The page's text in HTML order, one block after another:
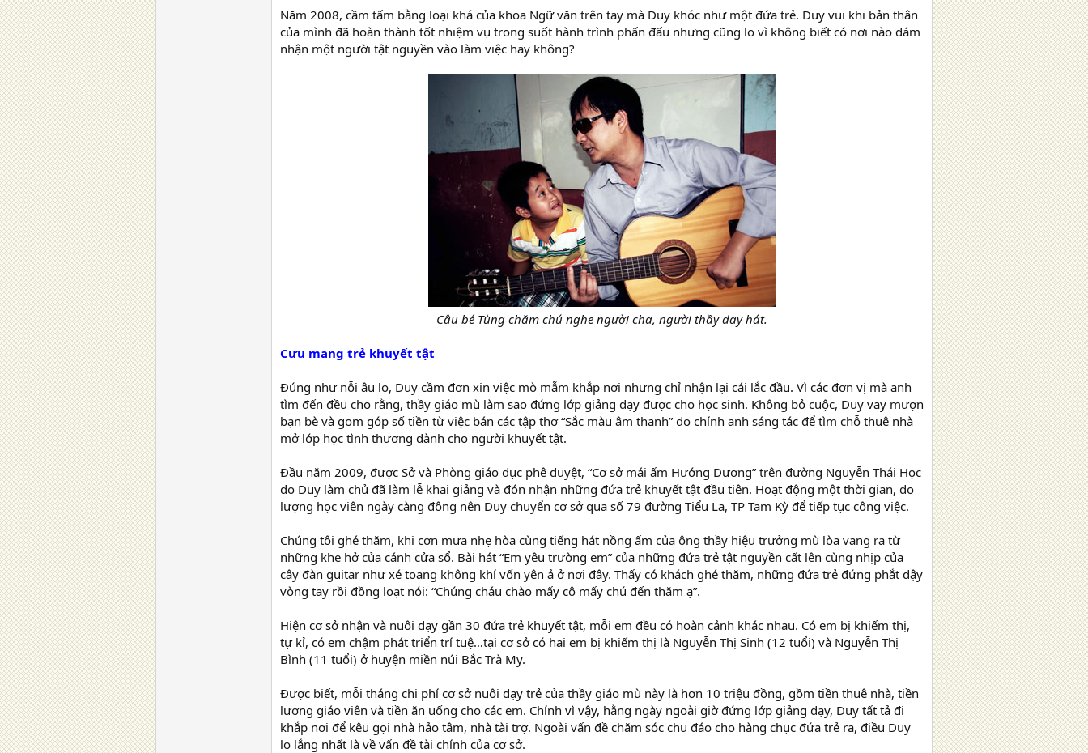
Năm 2008, cầm tấm bằng loại khá của khoa Ngữ văn trên tay mà Duy khóc như một đứa trẻ. Duy vui khi bản thân
của mình đã hoàn thành tốt nhiệm vụ trong suốt hành trình phấn đấu nhưng cũng lo vì không biết có nơi nào dám
nhận một người tật nguyền vào làm việc hay không?
Cậu bé Tùng chăm chú nghe người cha, người thầy dạy hát.
Cưu mang trẻ khuyết tật
Đúng như nỗi âu lo, Duy cầm đơn xin việc mò mẫm khắp nơi nhưng chỉ nhận lại cái lắc đầu. Vì các đơn vị mà anh
tìm đến đều cho rằng, thầy giáo mù làm sao đứng lớp giảng dạy được cho học sinh. Không bỏ cuộc, Duy vay mượn
bạn bè và gom góp số tiền từ việc bán các tập thơ “Sắc màu âm thanh” do chính anh sáng tác để tìm chỗ thuê nhà
mở lớp học tình thương dành cho người khuyết tật.
Đầu năm 2009, được Sở và Phòng giáo dục phê duyệt, “Cơ sở mái ấm Hướng Dương” trên đường Nguyễn Thái Học
do Duy làm chủ đã làm lễ khai giảng và đón nhận những đứa trẻ khuyết tật đầu tiên. Hoạt động một thời gian, do
lượng học viên ngày càng đông nên Duy chuyển cơ sở qua số 79 đường Tiểu La, TP Tam Kỳ để tiếp tục công việc.
Chúng tôi ghé thăm, khi cơn mưa nhẹ hòa cùng tiếng hát nồng ấm của ông thầy hiệu trưởng mù lòa vang ra từ
những khe hở của cánh cửa sổ. Bài hát “Em yêu trường em” của những đứa trẻ tật nguyền cất lên cùng nhịp của
cây đàn guitar như xé toang không khí vốn yên ả ở nơi đây. Thấy có khách ghé thăm, những đứa trẻ đứng phắt dậy
vòng tay rồi đồng loạt nói: “Chúng cháu chào mấy cô mấy chú đến thăm ạ”.
Hiện cơ sở nhận và nuôi dạy gần 30 đứa trẻ khuyết tật, mỗi em đều có hoàn cảnh khác nhau. Có em bị khiếm thị,
tự kỉ, có em chậm phát triển trí tuệ…tại cơ sở có hai em bị khiếm thị là Nguyễn Thị Sinh (12 tuổi) và Nguyễn Thị
Bình (11 tuổi) ở huyện miền núi Bắc Trà My.
Được biết, mỗi tháng chi phí cơ sở nuôi dạy trẻ của thầy giáo mù này là hơn 10 triệu đồng, gồm tiền thuê nhà, tiền
lương giáo viên và tiền ăn uống cho các em. Chính vì vậy, hằng ngày ngoài giờ đứng lớp giảng dạy, Duy tất tả đi
khắp nơi để kêu gọi nhà hảo tâm, nhà tài trợ. Ngoài vấn đề chăm sóc chu đáo cho hàng chục đứa trẻ ra, điều Duy
lo lắng nhất là về vấn đề tài chính của cơ sở.